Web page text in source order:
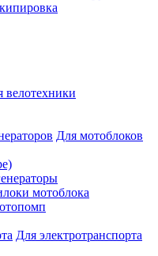
велотехники
Для мотоблоков
мотоблока
Для электротранспорта